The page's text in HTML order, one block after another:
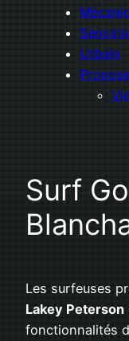
Urbain
Surf
Les surfeuses
Lakey Peterson
fonctionnalités